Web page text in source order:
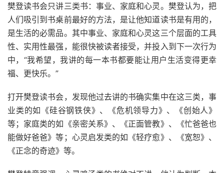
樊登读书会只讲三类书：事业、家庭和心灵。樊登认为，把
人们吸引到书桌前最好的方法，是让他知道读书是有用的，
是生活的必需品。其中事业、家庭和心灵这三个层面的工具
性、实用性最强，能很快被读者接受，并投入到下一次行为
中，“我希望，我讲的每一本书都要能让用户生活变得更幸
福、更快乐。”
打开樊登读书会，发现他过去讲的书确实集中在这三类，事
业类的如《硅谷钢铁侠》、《危机领导力》、《创始人》
等；家庭类的如《亲密关系》、《正面管教》、《忙爸爸也
能做好爸爸》等；心灵启发类的如《轻疗愈》、《宽恕》、
《正念的奇迹》等。